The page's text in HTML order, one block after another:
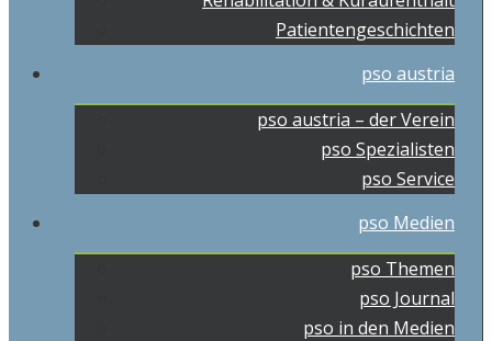
Patientengeschichten
pso austria
pso austria – der Verein
pso Spezialisten
pso Service
pso Medien
pso Themen
pso Journal
pso in den Medien